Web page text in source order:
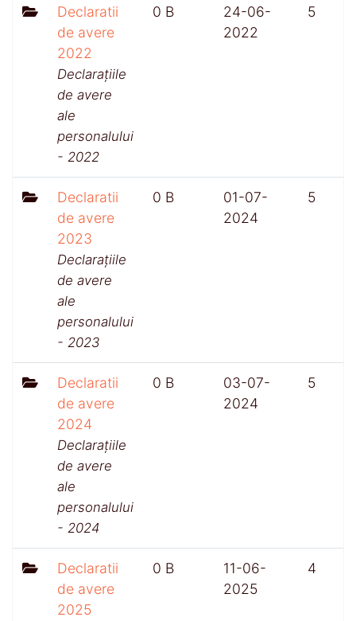
Declaratii
de avere
2022
Declarațiile
de avere
ale
personalului
- 2022
0 B
24-06-
2022
5
Declaratii
de avere
2023
Declarațiile
de avere
ale
personalului
- 2023
0 B
01-07-
2024
5
Declaratii
de avere
2024
Declarațiile
de avere
ale
personalului
- 2024
0 B
03-07-
2024
5
Declaratii
de avere
2025
0 B
11-06-
2025
4